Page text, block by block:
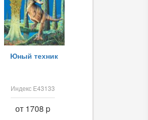
Юный техник
Индекс Е43133
от 1708 p